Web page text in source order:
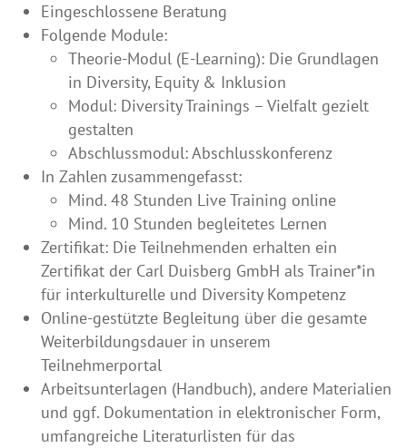
Eingeschlossene Beratung
Folgende Module:
Theorie-Modul (E-Learning): Die Grundlagen
in Diversity, Equity & Inklusion
Modul: Diversity Trainings – Vielfalt gezielt
gestalten
Abschlussmodul: Abschlusskonferenz
In Zahlen zusammengefasst:
Mind. 48 Stunden Live Training online
Mind. 10 Stunden begleitetes Lernen
Zertifikat: Die Teilnehmenden erhalten ein
Zertifikat der Carl Duisberg GmbH als Trainer*in
für interkulturelle und Diversity Kompetenz
Online-gestützte Begleitung über die gesamte
Weiterbildungsdauer in unserem
Teilnehmerportal
Arbeitsunterlagen (Handbuch), andere Materialien
und ggf. Dokumentation in elektronischer Form,
umfangreiche Literaturlisten für das